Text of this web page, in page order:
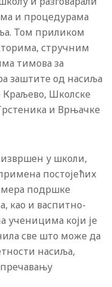
и процедурама
Том приликом
стручним
тимова за
заштите од насиља
Краљево, Школске
и Врњачке
у школи,
постојећих
подршке
као и васпитно-
ученицима који је
све што може да
насиља,